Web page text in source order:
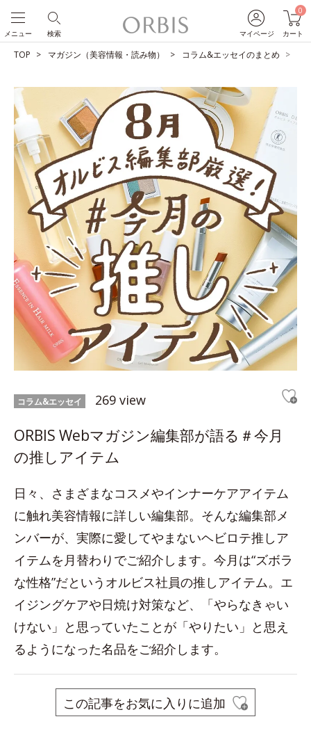
マイページ
0
カート
検索
メニュー
TOP マガジン（美容情報・読み物） コラム&エッセイのまとめ
コラム&エッセイ 269 view
ORBIS Webマガジン編集部が語る＃今月
の推しアイテム
日々、さまざまなコスメやインナーケアアイテム
に触れ美容情報に詳しい編集部。そんな編集部メ
ンバーが、実際に愛してやまないヘビロテ推しア
イテムを月替わりでご紹介します。今月は“ズボラ
な性格”だというオルビス社員の推しアイテム。エ
イジングケアや日焼け対策など、「やらなきゃい
けない」と思っていたことが「やりたい」と思え
るようになった名品をご紹介します。
この記事をお気に入りに追加